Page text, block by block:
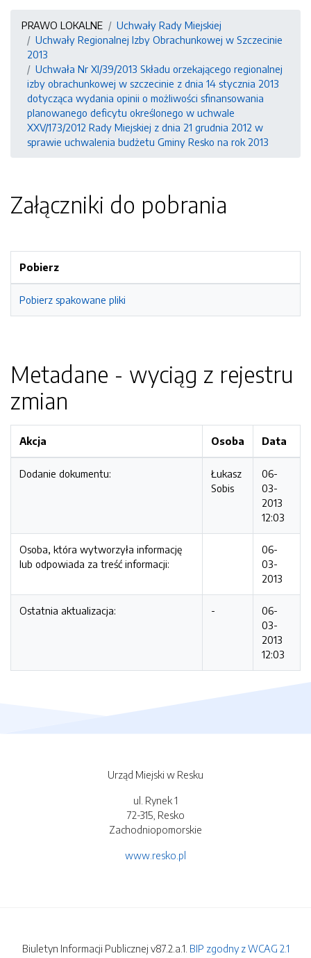
PRAWO LOKALNE
Uchwały Rady Miejskiej
Uchwały Regionalnej Izby Obrachunkowej w Szczecinie
2013
Uchwała Nr XI/39/2013 Składu orzekającego regionalnej
izby obrachunkowej w szczecinie z dnia 14 stycznia 2013
dotycząca wydania opinii o możliwości sfinansowania
planowanego deficytu określonego w uchwale
XXV/173/2012 Rady Miejskiej z dnia 21 grudnia 2012 w
sprawie uchwalenia budżetu Gminy Resko na rok 2013
Załączniki do pobrania
Pobierz
Pobierz spakowane pliki
Metadane - wyciąg z rejestru
zmian
Akcja Osoba Data
Dodanie dokumentu:
Łukasz
Sobis
06-
03-
2013
12:03
Osoba, która wytworzyła informację
lub odpowiada za treść informacji:
06-
03-
2013
Ostatnia aktualizacja: -
06-
03-
2013
12:03
Urząd Miejski w Resku
ul. Rynek 1
72-315, Resko
Zachodniopomorskie
www.resko.pl
Biuletyn Informacji Publicznej v87.2.a.1. BIP zgodny z WCAG 2.1